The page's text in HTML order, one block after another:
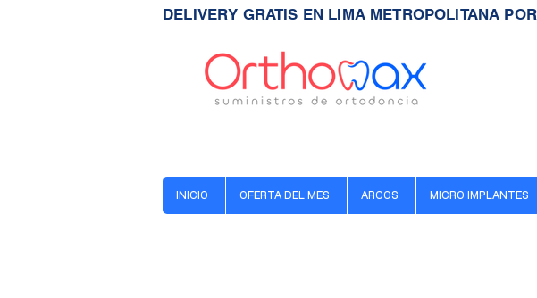
DELIVERY GRATIS EN LIMA METROPOLITANA
INICIO OFERTA DEL MES ARCOS MICRO IMPLANTES